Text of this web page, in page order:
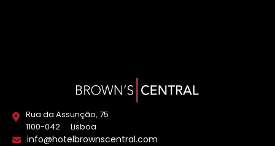
Rua da Assunção, 75
1100-042
Lisboa
info@hotelbrownscentral.com